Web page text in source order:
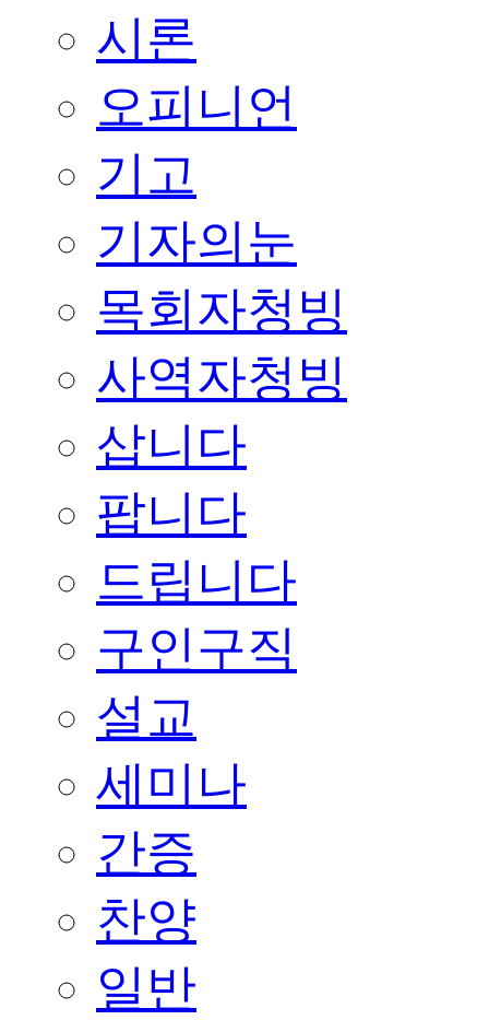
시론
오피니언
기고
기자의눈
목회자청빙
사역자청빙
삽니다
팝니다
드립니다
구인구직
설교
세미나
간증
찬양
일반